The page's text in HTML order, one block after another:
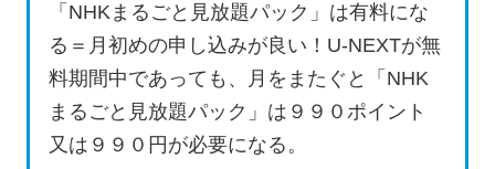
「NHKまるごと見放題パック」は有料にな
る＝月初めの申し込みが良い！U-NEXTが無
料期間中であっても、月をまたぐと「NHK
まるごと見放題パック」は９９０ポイント
又は９９０円が必要になる。